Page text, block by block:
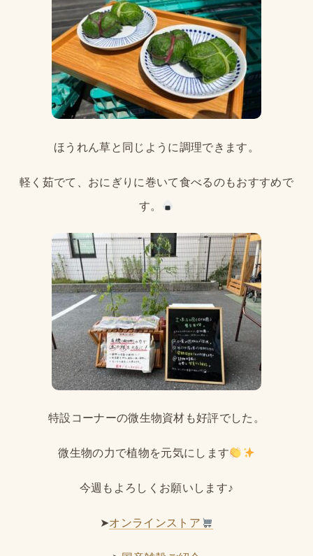
ほうれん草と同じように調理できます。
軽く茹でて、おにぎりに巻いて食べるのもおすすめで
す。
特設コーナーの微生物資材も好評でした。
微生物の力で植物を元気にします
今週もよろしくお願いします♪
➤オンラインストア